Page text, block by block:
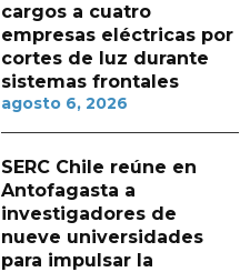
cargos a cuatro
empresas eléctricas por
cortes de luz durante
sistemas frontales
agosto 6, 2026
SERC Chile reúne en
Antofagasta a
investigadores de
nueve universidades
para impulsar la